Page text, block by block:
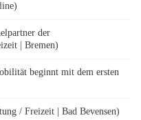
der
| Bremen)
beginnt mit dem ersten
/ Freizeit | Bad Bevensen)